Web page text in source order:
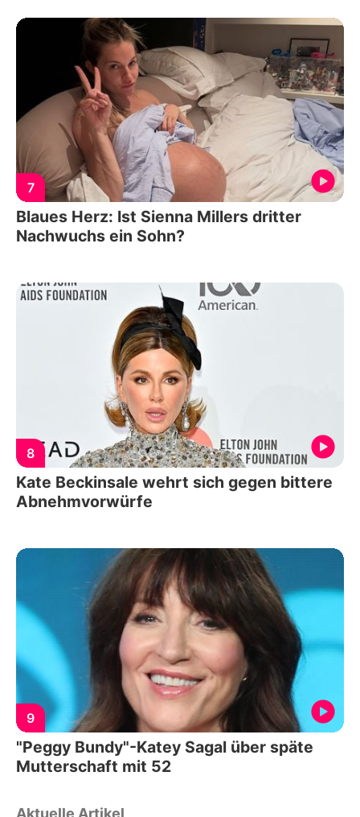
7
Blaues Herz: Ist Sienna Millers dritter
Nachwuchs ein Sohn?
8
Kate Beckinsale wehrt sich gegen bittere
Abnehmvorwürfe
9
"Peggy Bundy"-Katey Sagal über späte
Mutterschaft mit 52